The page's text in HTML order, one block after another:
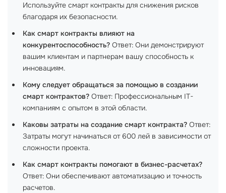
Используйте смарт контракты для снижения рисков
благодаря их безопасности.
Как смарт контракты влияют на
конкурентоспособность? Ответ: Они демонстрируют
вашим клиентам и партнерам вашу способность к
инновациям.
Кому следует обращаться за помощью в создании
смарт контрактов? Ответ: Профессиональным IT-
компаниям с опытом в этой области.
Каковы затраты на создание смарт контракта? Ответ:
Затраты могут начинаться от 600 лей в зависимости от
сложности проекта.
Как смарт контракты помогают в бизнес-расчетах?
Ответ: Они обеспечивают автоматизацию и точность
расчетов.